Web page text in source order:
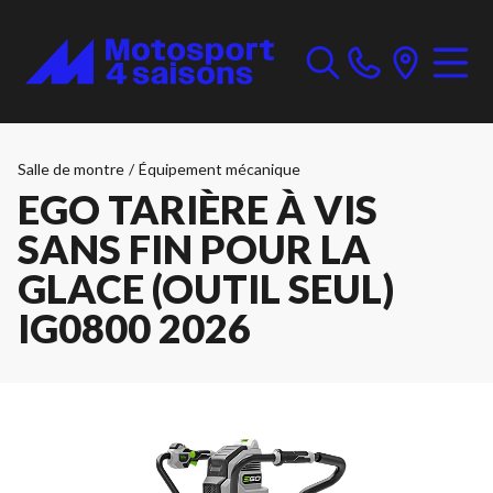
Salle de montre / Équipement mécanique
EGO TARIÈRE À VIS
SANS FIN POUR LA
GLACE (OUTIL SEUL)
IG0800 2026